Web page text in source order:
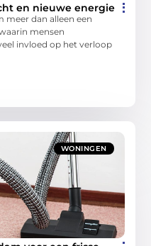
en nieuwe energie
meer dan alleen een
mensen
invloed op het verloop
WONINGEN